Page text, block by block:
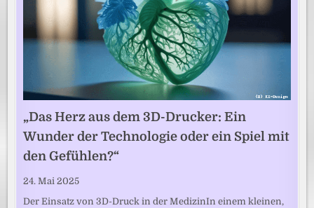
„Das Herz aus dem 3D-Drucker: Ein
Wunder der Technologie oder ein Spiel mit
den Gefühlen?“
24. Mai 2025
Der Einsatz von 3D-Druck in der MedizinIn einem kleinen,